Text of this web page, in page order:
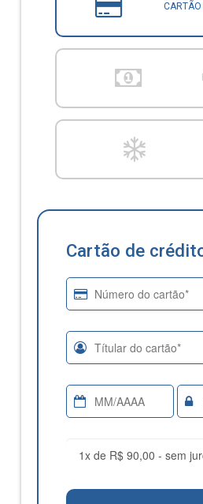
CARTÃO
Cartão de